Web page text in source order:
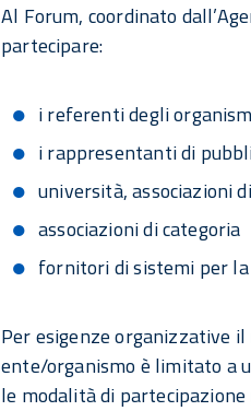
Al Forum, coordinato
partecipare:
i referenti degli
i rappresentanti di
università, associazioni
associazioni di categoria
fornitori di sistemi per la
Per esigenze organizzative
ente/organismo è limitato a
le modalità di